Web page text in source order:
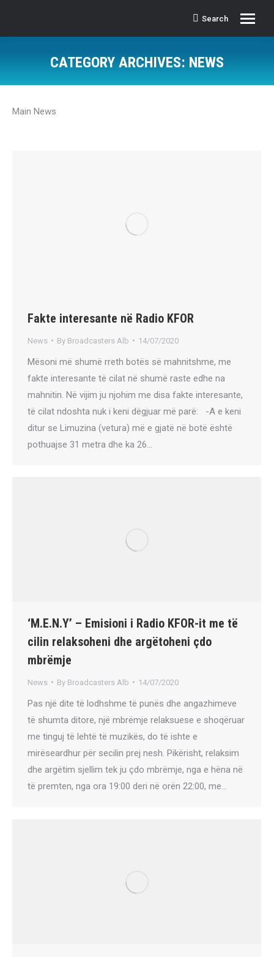
Search:
Search
CATEGORY ARCHIVES: NEWS
Main News
Fakte interesante në Radio KFOR
News By Broadcasters Alb 14/07/2020
Mësoni më shumë rreth botës së mahnitshme, me
fakte interesante të cilat në shumë raste edhe na
mahnitin. Në vijim ju njohim me disa fakte interesante,
të cilat ndoshta nuk i keni dëgjuar më parë: -A e keni
ditur se Limuzina (vetura) më e gjatë në botë është
pothuajse 31 metra dhe ka 26…
‘M.E.N.Y’ – Emisioni i Radio KFOR-it me të
cilin relaksoheni dhe argëtoheni çdo
mbrëmje
News By Broadcasters Alb 14/07/2020
Pas një dite të lodhshme të punës dhe angazhimeve
të shumta ditore, një mbrëmje relaksuese e shoqëruar
me tinguj të lehtë të muzikës, do të ishte e
mirëseardhur për secilin prej nesh. Pikërisht, relaksim
dhe argëtim sjellim tek ju çdo mbrëmje, nga e hëna në
të premten, nga ora 19:00 deri në orën 22:00, me…